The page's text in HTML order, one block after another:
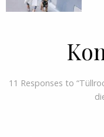
11 Responses to